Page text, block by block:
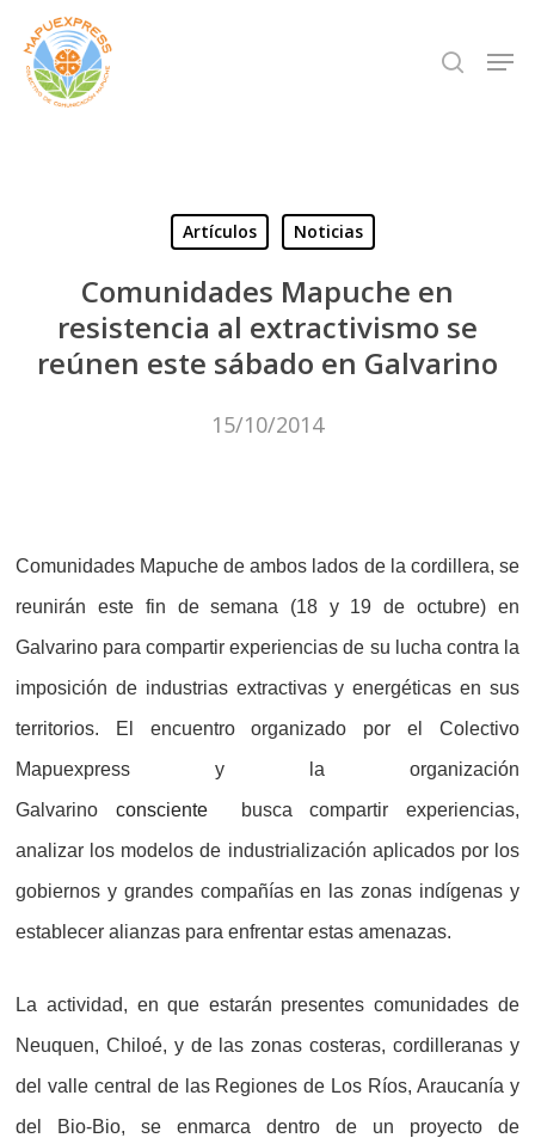
Skip
main
search
Artículos Noticias
Comunidades Mapuche en
resistencia al extractivismo se
reúnen este sábado en Galvarino
15/10/2014
Comunidades Mapuche de ambos lados de la cordillera, se
reunirán este fin de semana (18 y 19 de octubre) en
Galvarino para compartir experiencias de su lucha contra la
imposición de industrias extractivas y energéticas en sus
territorios. El encuentro organizado por el Colectivo
Mapuexpress y la organización
Galvarino consciente
busca compartir experiencias,
analizar los modelos de industrialización aplicados por los
gobiernos y grandes compañías en las zonas indígenas y
establecer alianzas para enfrentar estas amenazas.
La actividad, en que estarán presentes comunidades de
Neuquen, Chiloé, y de las zonas costeras, cordilleranas y
del valle central de las Regiones de Los Ríos, Araucanía y
del Bio-Bio, se enmarca dentro de un proyecto de
Close